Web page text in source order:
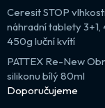
Ceresit STOP
náhradní tablety 3+1,
450g luční kvítí
PATTEX Re-New
silikonu bílý 80ml
Doporučujeme